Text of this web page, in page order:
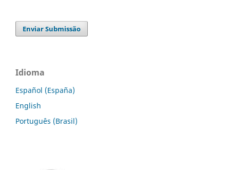
Enviar Submissão
Idioma
Español (España)
English
Português (Brasil)